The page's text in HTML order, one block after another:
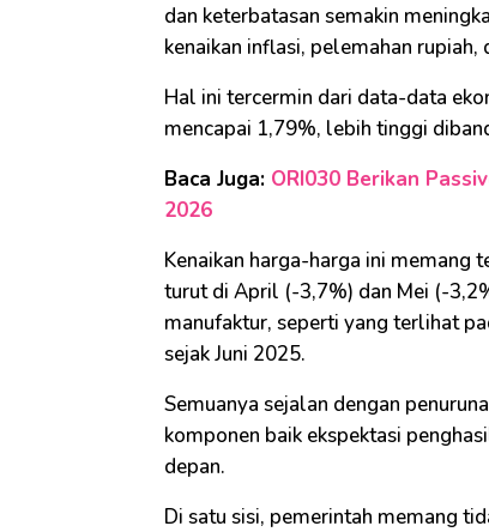
dan keterbatasan semakin
kenaikan inflasi, pelemahan
Hal ini tercermin dari data-data
mencapai 1,79%, lebih tinggi
Baca Juga: ORI030 Berikan
2026
Kenaikan harga-harga ini
turut di April (-3,7%) dan Mei (-
manufaktur, seperti yang terlihat
sejak Juni 2025.
Semuanya sejalan dengan
komponen baik ekspektasi
depan.
Di satu sisi, pemerintah memang